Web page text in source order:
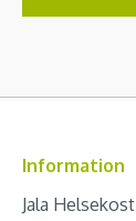
Information
Jala Helsekost